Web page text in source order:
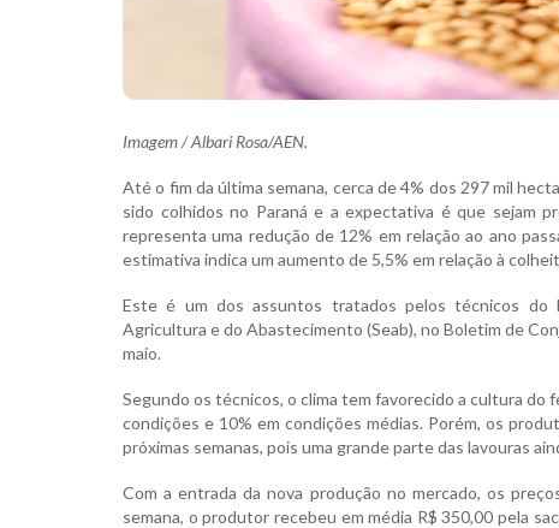
Imagem /Albari Rosa/AEN.
Até o fim da última semana, cerca de 4% dos 297 mil
sido colhidos no Paraná e a expectativa é que sejam
representa uma redução de 12% em relação ao ano
estimativa indica um aumento de 5,5% em relação à
Este é um dos assuntos tratados pelos técnicos do
Agricultura e do Abastecimento (Seab), no Boletim de
maio.
Segundo os técnicos, o clima tem favorecido a cultura do
condições e 10% em condições médias. Porém, os
próximas semanas, pois uma grande parte das lavouras
Com a entrada da nova produção no mercado, os
semana, o produtor recebeu em média R$ 350,00 pela